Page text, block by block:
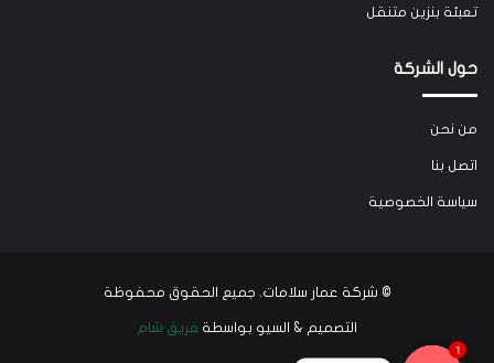
تعبئة بنزين متنقل
حول الشركة
من نحن
اتصل بنا
سياسة الخصوصية
© شركة عمار سلامات . جميع الحقوق محفوظة
التصميم & السيو بواسطة فريق شام
1